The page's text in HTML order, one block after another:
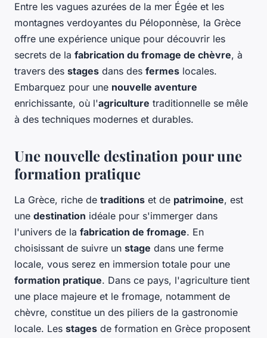
Entre les vagues azurées de la mer Égée et les
montagnes verdoyantes du Péloponnèse, la Grèce
offre une expérience unique pour découvrir les
secrets de la fabrication du fromage de chèvre, à
travers des stages dans des fermes locales.
Embarquez pour une nouvelle aventure
enrichissante, où l'agriculture traditionnelle se mêle
à des techniques modernes et durables.
Une nouvelle destination pour une
formation pratique
La Grèce, riche de traditions et de patrimoine, est
une destination idéale pour s'immerger dans
l'univers de la fabrication de fromage. En
choisissant de suivre un stage dans une ferme
locale, vous serez en immersion totale pour une
formation pratique. Dans ce pays, l'agriculture tient
une place majeure et le fromage, notamment de
chèvre, constitue un des piliers de la gastronomie
locale. Les stages de formation en Grèce proposent